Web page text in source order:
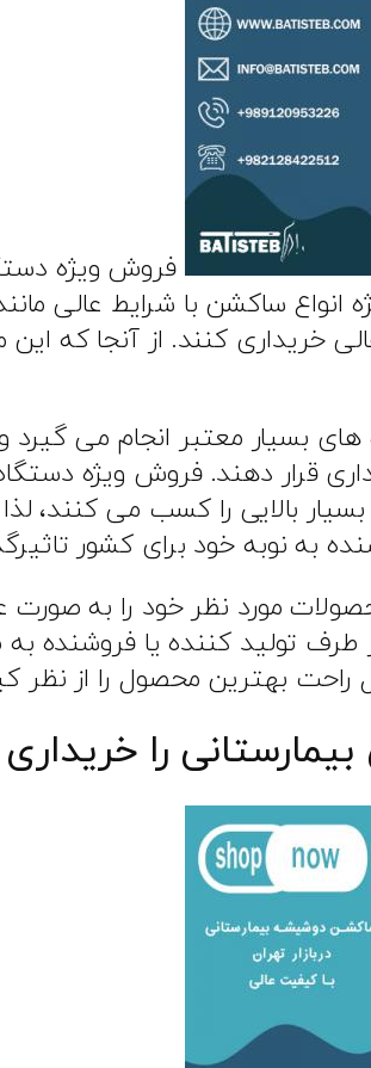
فروش ویژه
ساکشن با شرایط عالی
خریداری کنند. از آنجا که
بسیار معتبر انجام می‌ گیرد و
قرار دهند. فروش ویژه
بالایی را کسب می‌ کنند،
به نوبه خود برای کشور
مورد نظر خود را به
تولید کننده یا فروشنده
راحت بهترین محصول را از نظر
را